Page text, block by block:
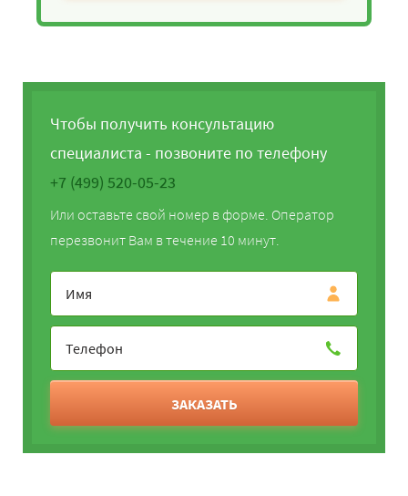
Чтобы получить консультацию
специалиста - позвоните по телефону
+7 (499) 520-05-23
Или оставьте свой номер в форме. Оператор
перезвонит Вам в течение 10 минут.
ЗАКАЗАТЬ